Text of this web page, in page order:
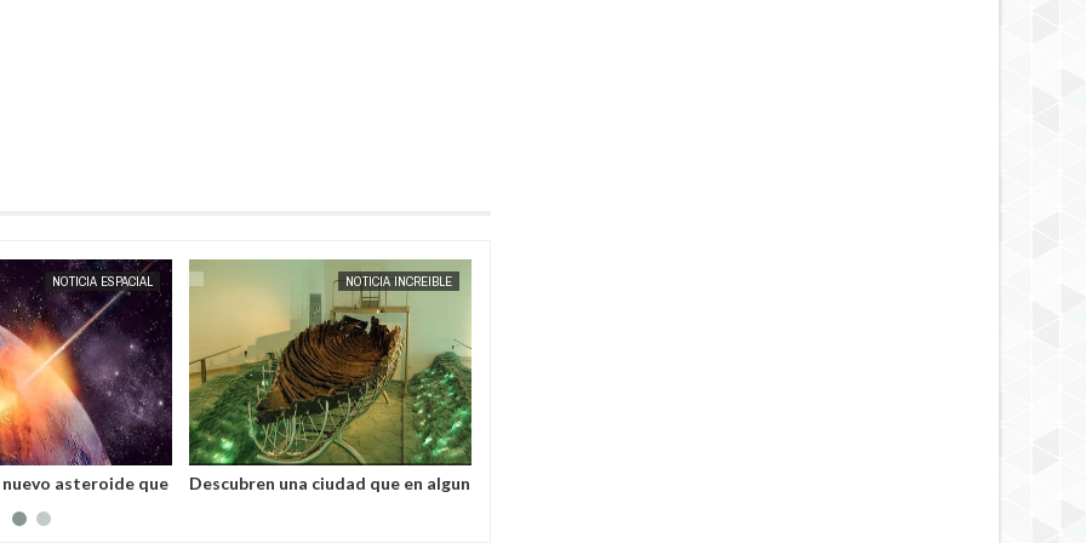
OCT
NOTICIA ESPACIAL
nuevo asteroide que
NOTICIA INCREIBLE
Descubren una ciudad que en algun